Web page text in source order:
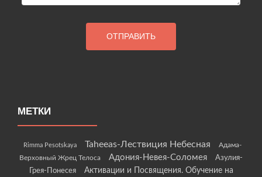
МЕТКИ
Rimma Pesotskaya Taheeas-Лествиция Небесная
Адама-
Верховный Жрец Телоса
Адония-Невея-Соломея
Азулия-
Грея-Понесея
Активации и Посвящения. Обучение на